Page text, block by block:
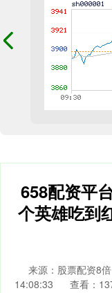
658配资平
个英雄吃到
来源：股票配资8倍
14:08:33
查看：